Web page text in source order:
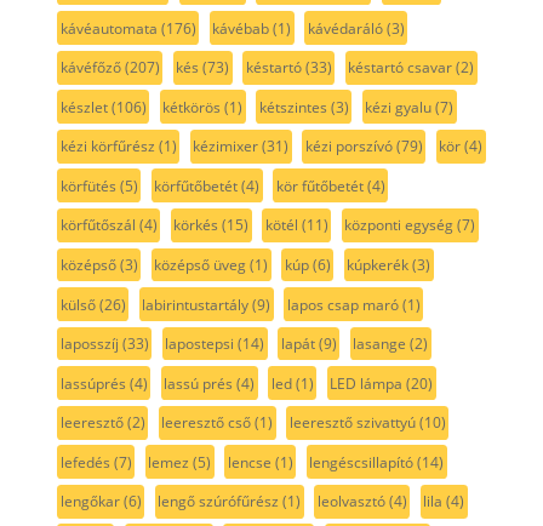
kávéautomata (176) kávébab(1) kávédaráló(3)
kávéfőző(207) kés (73) késtartó(33) késtartó csavar(2)
készlet(106) kétkörös (1) kétszintes (3) kézi gyalu(7)
kézi körfűrész (1) kézimixer(31) kézi porszívó(79) kör(4)
körfütés (5) körfűtőbetét(4) kör fűtőbetét(4)
körfűtőszál (4) körkés (15) kötél (11) központi egység(7)
középső(3) középső üveg(1) kúp(6) kúpkerék(3)
külső(26) labirintustartály(9) lapos csap maró(1)
laposszíj (33) lapostepsi (14) lapát(9) lasange (2)
lassúprés (4) lassú prés (4) led(1) LED lámpa (20)
leeresztő(2) leeresztő cső(1) leeresztő szivattyú(10)
lefedés (7) lemez (5) lencse (1) lengéscsillapító(14)
lengőkar(6) lengő szúrófűrész (1) leolvasztó(4) lila (4)